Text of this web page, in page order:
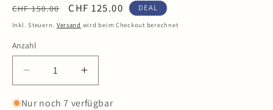
Normaler
Preis
CHF 150.00 Verkaufspreis
CHF 125.00 DEAL
Inkl. Steuern. Versand wird beim Checkout berechnet
Anzahl
Anzahl
Verringere
die
Menge
Erhöhe
die
Menge
Nur noch 7 verfügbar